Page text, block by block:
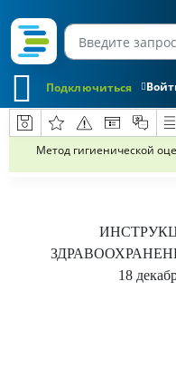
Подключиться
Метод гигиенической
18